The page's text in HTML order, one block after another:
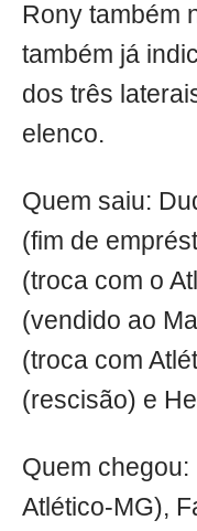
Rony também
também já
dos três
elenco.
Quem saiu:
(fim de
(troca com o
(vendido ao
(troca com
(rescisão) e
Quem
Atlético-MG),